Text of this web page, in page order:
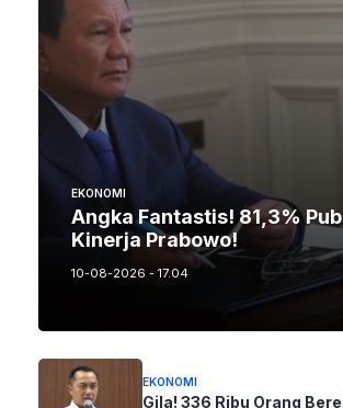
EKONOMI
Angka Fantastis! 81,3%
Kinerja Prabowo!
10-08-2026 - 17.04
EKONOMI
Gila! 336 Ribu Orang